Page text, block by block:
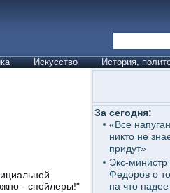
Искусство История,
- спойлеры!"
За сегодня:
«Все
никто не
придут»
Экс-
Федоров о
на что